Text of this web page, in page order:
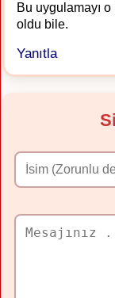
Bu uygulamayı
oldu bile.
Yanıtla